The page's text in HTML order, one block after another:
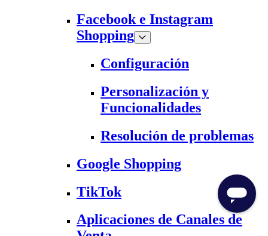
Facebook e Instagram
Shopping
Configuración
Personalización y
Funcionalidades
Resolución de problemas
Google Shopping
TikTok
Aplicaciones de Canales de